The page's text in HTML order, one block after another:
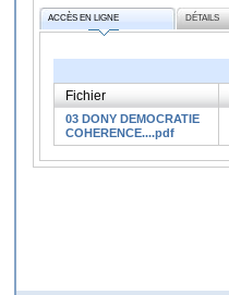
ACCÈS EN LIGNE DÉTAILS
Fichier
03 DONY DEMOCRATIE
COHERENCE....pdf